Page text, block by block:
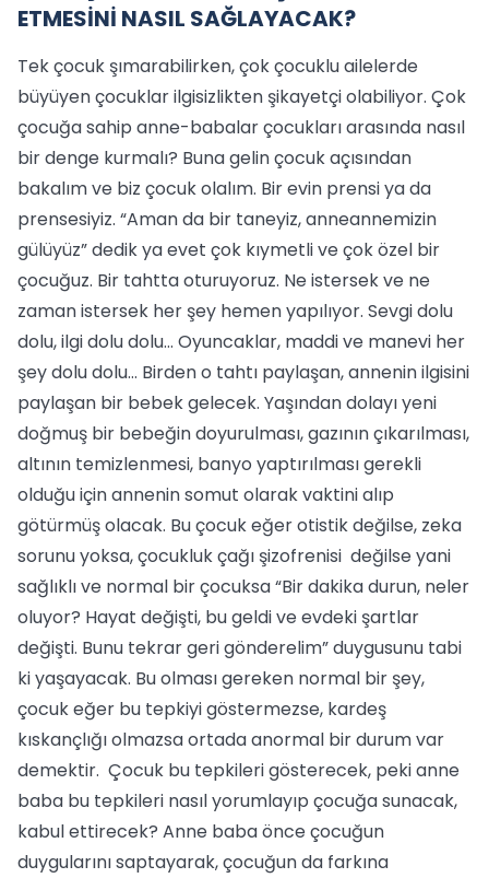
ETMESİNİ NASIL SAĞLAYACAK?
Tek çocuk şımarabilirken, çok çocuklu ailelerde
büyüyen çocuklar ilgisizlikten şikayetçi olabiliyor. Çok
çocuğa sahip anne-babalar çocukları arasında nasıl
bir denge kurmalı? Buna gelin çocuk açısından
bakalım ve biz çocuk olalım. Bir evin prensi ya da
prensesiyiz. “Aman da bir taneyiz, anneannemizin
gülüyüz” dedik ya evet çok kıymetli ve çok özel bir
çocuğuz. Bir tahtta oturuyoruz. Ne istersek ve ne
zaman istersek her şey hemen yapılıyor. Sevgi dolu
dolu, ilgi dolu dolu… Oyuncaklar, maddi ve manevi her
şey dolu dolu… Birden o tahtı paylaşan, annenin ilgisini
paylaşan bir bebek gelecek. Yaşından dolayı yeni
doğmuş bir bebeğin doyurulması, gazının çıkarılması,
altının temizlenmesi, banyo yaptırılması gerekli
olduğu için annenin somut olarak vaktini alıp
götürmüş olacak. Bu çocuk eğer otistik değilse, zeka
sorunu yoksa, çocukluk çağı şizofrenisi değilse yani
sağlıklı ve normal bir çocuksa “Bir dakika durun, neler
oluyor? Hayat değişti, bu geldi ve evdeki şartlar
değişti. Bunu tekrar geri gönderelim” duygusunu tabi
ki yaşayacak. Bu olması gereken normal bir şey,
çocuk eğer bu tepkiyi göstermezse, kardeş
kıskançlığı olmazsa ortada anormal bir durum var
demektir. Çocuk bu tepkileri gösterecek, peki anne
baba bu tepkileri nasıl yorumlayıp çocuğa sunacak,
kabul ettirecek? Anne baba önce çocuğun
duygularını saptayarak, çocuğun da farkına